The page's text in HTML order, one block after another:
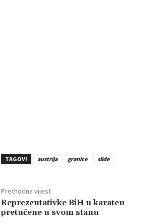
TAGOVI austrija granice slide
Prethodna vijest
Reprezentativke BiH u karateu
pretučene u svom stanu